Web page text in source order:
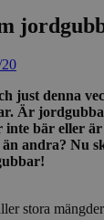
just denna
Är
bär eller är
andra? Nu
stora